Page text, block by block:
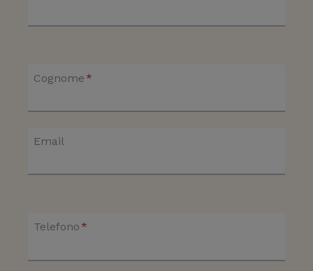
Cognome *
Email
Telefono *